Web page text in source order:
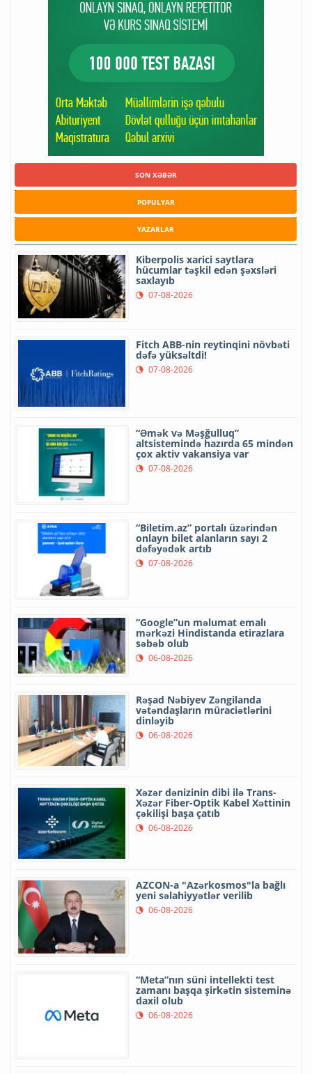
SON XƏBƏR
POPULYAR
YAZARLAR
Kiberpolis xarici saytlara
hücumlar təşkil edən şəxsləri
saxlayıb
07-08-2026
Fitch ABB-nin reytinqini növbəti
dəfə yüksəltdi!
07-08-2026
“Əmək və Məşğulluq”
altsistemində hazırda 65 mindən
çox aktiv vakansiya var
07-08-2026
“Biletim.az” portalı üzərindən
onlayn bilet alanların sayı 2
dəfəyədək artıb
07-08-2026
“Google”un məlumat emalı
mərkəzi Hindistanda etirazlara
səbəb olub
06-08-2026
Rəşad Nəbiyev Zəngilanda
vətəndaşların müraciətlərini
dinləyib
06-08-2026
Xəzər dənizinin dibi ilə Trans-
Xəzər Fiber-Optik Kabel Xəttinin
çəkilişi başa çatıb
06-08-2026
AZCON-a "Azərkosmos"la bağlı
yeni səlahiyyətlər verilib
06-08-2026
“Meta”nın süni intellekti test
zamanı başqa şirkətin sisteminə
daxil olub
06-08-2026